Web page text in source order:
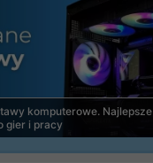
komputerowe. Najlepsze
gier i pracy